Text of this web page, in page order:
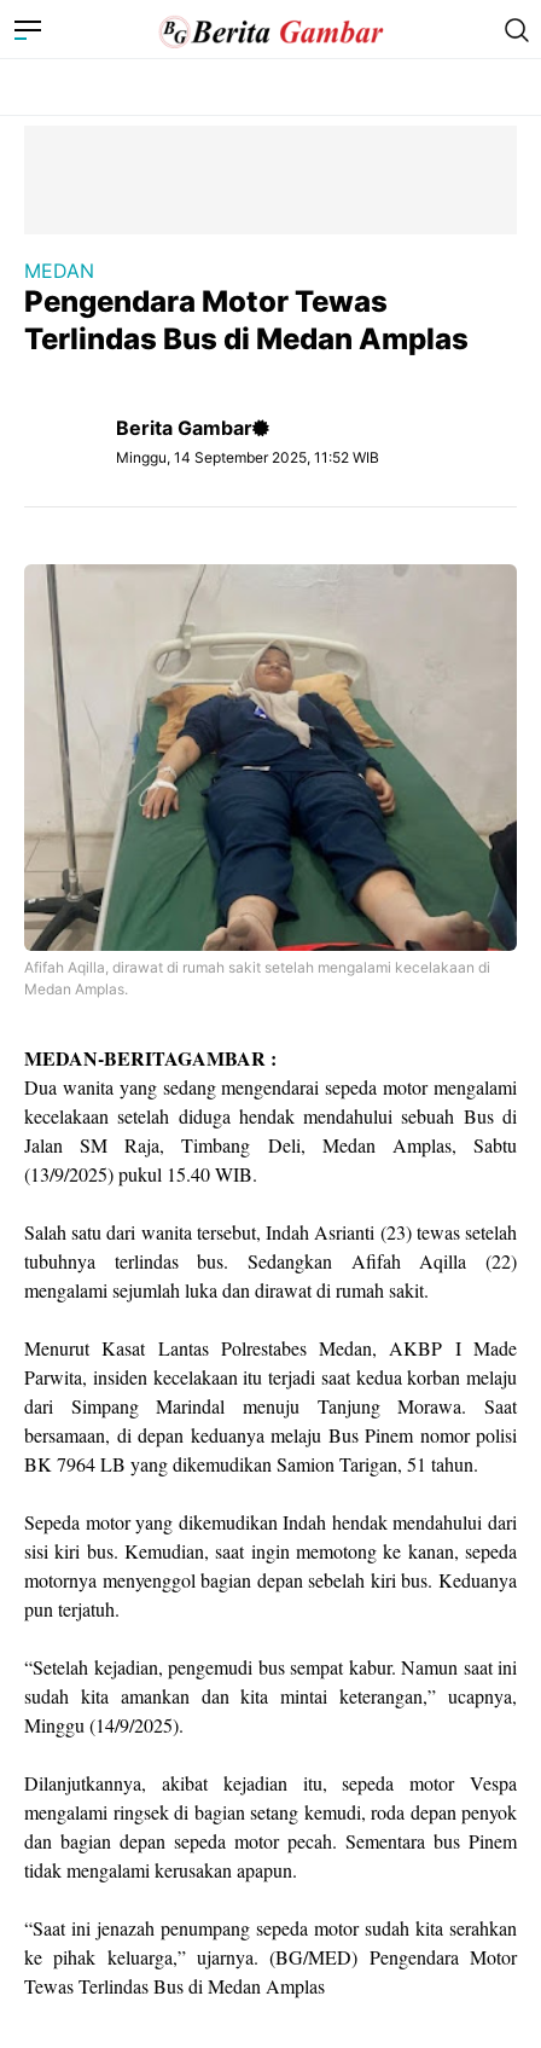
MEDAN
Pengendara Motor Tewas
Terlindas Bus di Medan Amplas
Berita Gambar
Minggu, 14 September 2025, 11:52 WIB
Afifah Aqilla, dirawat di rumah sakit setelah mengalami kecelakaan di
Medan Amplas.
MEDAN-BERITAGAMBAR :
Dua wanita yang sedang mengendarai sepeda motor mengalami
kecelakaan setelah diduga hendak mendahului sebuah Bus di
Jalan SM Raja, Timbang Deli, Medan Amplas, Sabtu
(13/9/2025) pukul 15.40 WIB.
Salah satu dari wanita tersebut, Indah Asrianti (23) tewas setelah
tubuhnya terlindas bus. Sedangkan Afifah Aqilla (22)
mengalami sejumlah luka dan dirawat di rumah sakit.
Menurut Kasat Lantas Polrestabes Medan, AKBP I Made
Parwita, insiden kecelakaan itu terjadi saat kedua korban melaju
dari Simpang Marindal menuju Tanjung Morawa. Saat
bersamaan, di depan keduanya melaju Bus Pinem nomor polisi
BK 7964 LB yang dikemudikan Samion Tarigan, 51 tahun.
Sepeda motor yang dikemudikan Indah hendak mendahului dari
sisi kiri bus. Kemudian, saat ingin memotong ke kanan, sepeda
motornya menyenggol bagian depan sebelah kiri bus. Keduanya
pun terjatuh.
“Setelah kejadian, pengemudi bus sempat kabur. Namun saat ini
sudah kita amankan dan kita mintai keterangan,” ucapnya,
Minggu (14/9/2025).
Dilanjutkannya, akibat kejadian itu, sepeda motor Vespa
mengalami ringsek di bagian setang kemudi, roda depan penyok
dan bagian depan sepeda motor pecah. Sementara bus Pinem
tidak mengalami kerusakan apapun.
“Saat ini jenazah penumpang sepeda motor sudah kita serahkan
ke pihak keluarga,” ujarnya. (BG/MED) Pengendara Motor
Tewas Terlindas Bus di Medan Amplas